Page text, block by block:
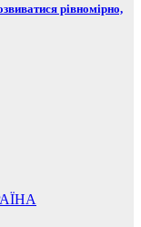
рівномірно,